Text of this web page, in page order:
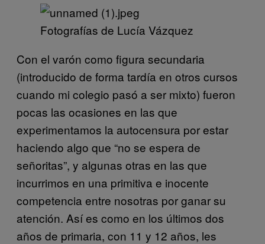
Fotografías de Lucía Vázquez
Con el varón como figura secundaria
(introducido de forma tardía en otros cursos
cuando mi colegio pasó a ser mixto) fueron
pocas las ocasiones en las que
experimentamos la autocensura por estar
haciendo algo que “no se espera de
señoritas”, y algunas otras en las que
incurrimos en una primitiva e inocente
competencia entre nosotras por ganar su
atención. Así es como en los últimos dos
años de primaria, con 11 y 12 años, les